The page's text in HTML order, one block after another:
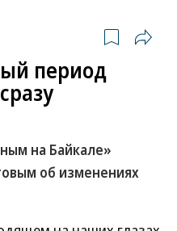
период
на Байкале»
об изменениях